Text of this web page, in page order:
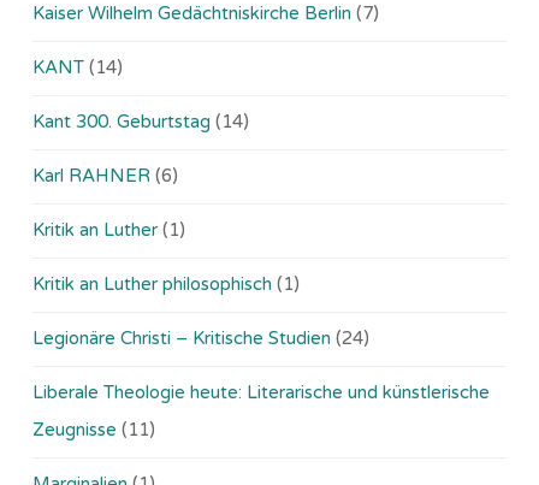
Kaiser Wilhelm Gedächtniskirche Berlin (7)
KANT (14)
Kant 300. Geburtstag (14)
Karl RAHNER (6)
Kritik an Luther (1)
Kritik an Luther philosophisch (1)
Legionäre Christi – Kritische Studien (24)
Liberale Theologie heute: Literarische und künstlerische
Zeugnisse (11)